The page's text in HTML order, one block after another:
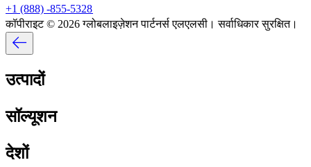
+1 (888) -855-5328​​
कॉपीराइट © 2026 ग्लोबलाइज़ेशन पार्टनर्स एलएलसी। सर्वाधिकार सुरक्षित।​​
उत्पादों​​
सॉल्यूशन​​
देशों​​